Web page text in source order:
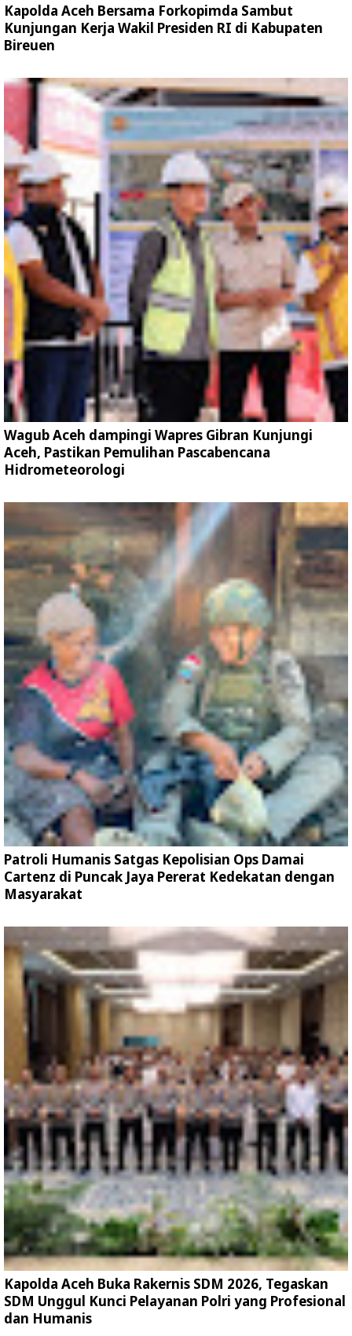
Kapolda Aceh Bersama Forkopimda Sambut
Kunjungan Kerja Wakil Presiden RI di Kabupaten
Bireuen
Wagub Aceh dampingi Wapres Gibran Kunjungi
Aceh, Pastikan Pemulihan Pascabencana
Hidrometeorologi
Patroli Humanis Satgas Kepolisian Ops Damai
Cartenz di Puncak Jaya Pererat Kedekatan dengan
Masyarakat
Kapolda Aceh Buka Rakernis SDM 2026, Tegaskan
SDM Unggul Kunci Pelayanan Polri yang Profesional
dan Humanis